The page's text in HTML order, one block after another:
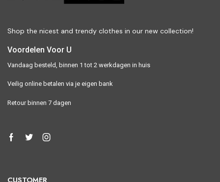
Shop the nicest and trendy clothes in our new collection!
Voordelen Voor U
Vandaag besteld, binnen 1 tot 2 werkdagen in huis
Veilig online betalen via je eigen bank
Retour binnen 7 dagen
CUSTOMER